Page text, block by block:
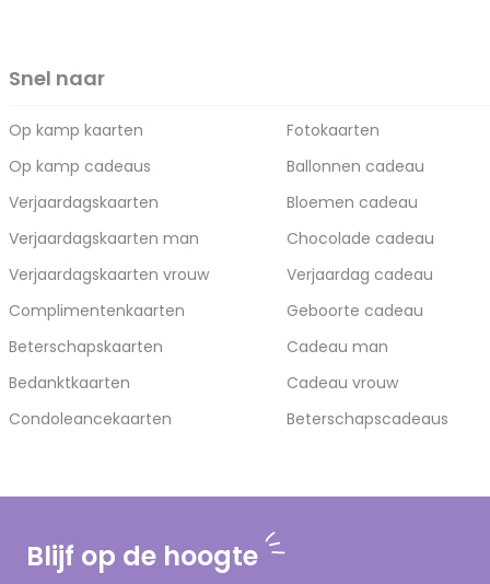
Snel naar
Op kamp kaarten
Op kamp cadeaus
Verjaardagskaarten
Verjaardagskaarten man
Verjaardagskaarten vrouw
Complimentenkaarten
Beterschapskaarten
Bedanktkaarten
Condoleancekaarten
Fotokaarten
Ballonnen cadeau
Bloemen cadeau
Chocolade cadeau
Verjaardag cadeau
Geboorte cadeau
Cadeau man
Cadeau vrouw
Beterschapscadeaus
Blijf op de hoogte